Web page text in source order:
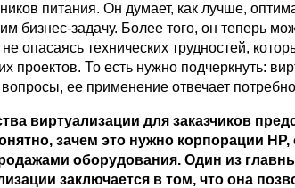
питания. Он думает, как лучше,
бизнес-задачу. Более того, он теперь
опасаясь технических трудностей,
проектов. То есть нужно подчеркнуть:
вопросы, ее применение отвечает
виртуализации для заказчиков
зачем это нужно корпорации
оборудования. Один из
заключается в том, что она